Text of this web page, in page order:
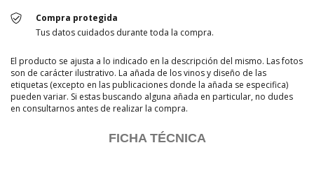
Compra protegida
Tus datos cuidados durante toda la compra.
El producto se ajusta a lo indicado en la descripción del mismo. Las fotos
son de carácter ilustrativo. La añada de los vinos y diseño de las
etiquetas (excepto en las publicaciones donde la añada se especifica)
pueden variar. Si estas buscando alguna añada en particular, no dudes
en consultarnos antes de realizar la compra.
FICHA TÉCNICA